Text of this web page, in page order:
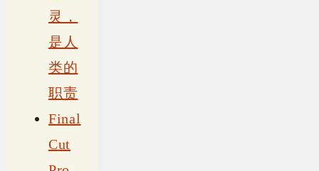
灵，
是人
类的
职责
Final
Cut